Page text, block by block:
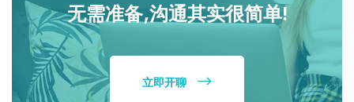
无需准备,沟通其实很简单!
立即开聊